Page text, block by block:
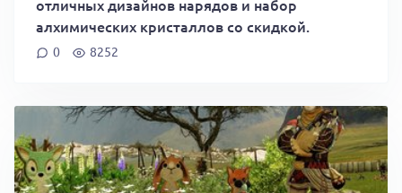
отличных дизайнов нарядов и набор
алхимических кристаллов со скидкой.
0 8252